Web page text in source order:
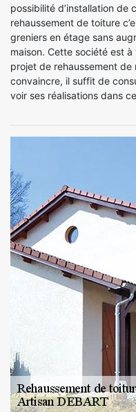
possibilité d’installation de
rehaussement de toiture
greniers en étage sans
maison. Cette société est
projet de rehaussement de
convaincre, il suffit de
voir ses réalisations dans